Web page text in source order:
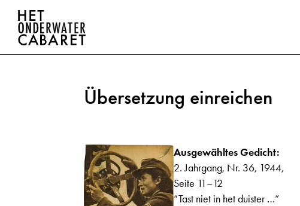
Übersetzung einreichen
Ausgewähltes Gedicht:
2. Jahrgang, Nr. 36, 1944,
Seite 11–12
“Tast niet in het duister …”